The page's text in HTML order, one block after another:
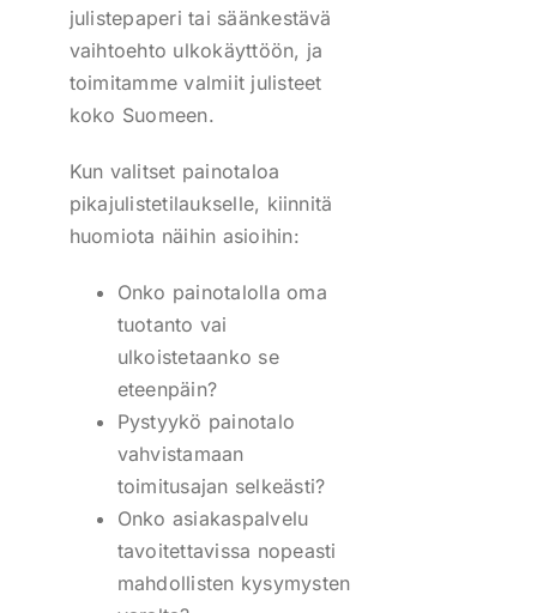
julistepaperi tai säänkestävä
vaihtoehto ulkokäyttöön, ja
toimitamme valmiit julisteet
koko Suomeen.
Kun valitset painotaloa
pikajulistetilaukselle, kiinnitä
huomiota näihin asioihin:
Onko painotalolla oma
tuotanto vai
ulkoistetaanko se
eteenpäin?
Pystyykö painotalo
vahvistamaan
toimitusajan selkeästi?
Onko asiakaspalvelu
tavoitettavissa nopeasti
mahdollisten kysymysten